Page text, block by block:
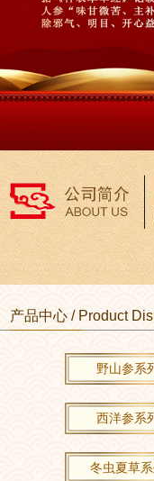
产品中心 / Product
野山参系
西洋参系
冬虫夏草系